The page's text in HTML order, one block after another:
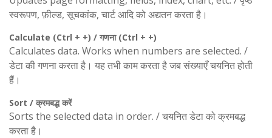
स्वरूपण, फ़ील्ड, सूचकांक, चार्ट आदि को अद्यतन करता है।
Calculate (Ctrl + +) / गणना (Ctrl + +)
Calculates data. Works when numbers are selected. /
डेटा की गणना करता है। यह तभी काम करता है जब संख्याएँ चयनित होती
हैं।
Sort / क्रमबद्ध करें
Sorts the selected data in order. / चयनित डेटा को क्रमबद्ध
करता है।